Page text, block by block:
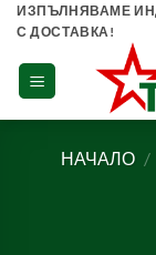
Skip
content
ИЗПЪЛНЯВАМЕ
С ДОСТАВКА!
НАЧАЛО /